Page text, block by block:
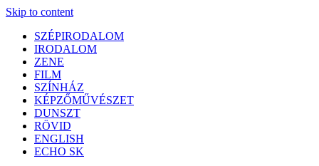
Skip to content
SZÉPIRODALOM
IRODALOM
ZENE
FILM
SZÍNHÁZ
KÉPZŐMŰVÉSZET
DUNSZT
RÖVID
ENGLISH
ECHO SK